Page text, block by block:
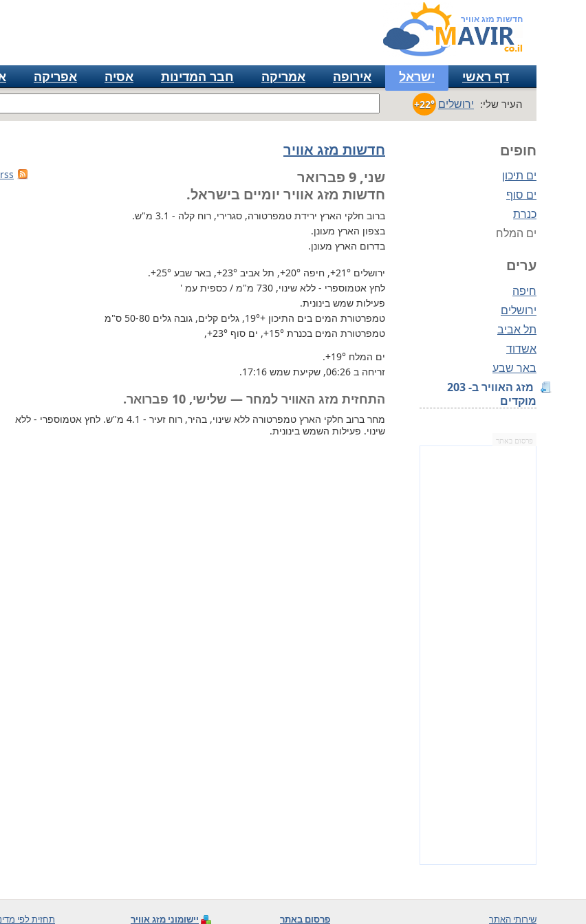
חדשות מזג אוויר
דף ראשי ישראל אירופה אמריקה חבר המדינות אסיה אפריקה
העיר שלי: ירושלים +22°
חופים
ים תיכון
ים סוף
כנרת
ים המלח
ערים
חיפה
ירושלים
תל אביב
אשדוד
באר שבע
מזג האוויר ב- 203
מוקדים
פרסום באתר
חדשות מזג אוויר
rss
שני, 9 פברואר
חדשות מזג אוויר יומיים בישראל.
ברוב חלקי הארץ ירידת טמפרטורה, סגרירי, רוח קלה - 3.1 מ"ש.
בצפון הארץ מעונן.
בדרום הארץ מעונן.
ירושלים +21°, חיפה +20°, תל אביב +23°, באר שבע +25°
.
לחץ אטמוספרי - ללא שינוי, 730 מ"מ / כספית עמ '
פעילות שמש בינונית.
טמפרטורת המים בים התיכון +19°
, גלים קלים, גובה גלים 50-80 ס"מ
טמפרטורת המים בכנרת +15°, ים סוף +23°
,
ים המלח +19°
.
זריחה ב 06:26, שקיעת שמש 17:16.
התחזית מזג האוויר למחר — שלישי, 10 פברואר.
מחר ברוב חלקי הארץ טמפרטורה ללא שינוי, בהיר, רוח זעיר - 4.1 מ"ש. לחץ אטמוספרי - ללא
שינוי. פעילות השמש בינונית.
שירותי האתר פרסום באתר יישומוני מזג אוויר תחזית לפי